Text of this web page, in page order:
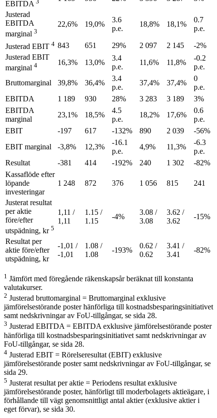
EBITDA
Justerad
EBITDA
marginal 3
22,6% 19,0%
3.6
p.e.
18,8% 18,1%
0.7
p.e.
Justerad EBIT 4 843 651 29% 2 097 2 145
-2%
Justerad EBIT
marginal 4 16,3% 13,0%
3.4
p.e.
11,6% 11,8%
-0.2
p.e.
Bruttomarginal
39,8% 36,4%
3.4
p.e.
37,4% 37,4%
0
p.e.
EBITDA
1 189 930 28% 3 283 3 189
3%
EBITDA
marginal
23,1% 18,5%
4.5
p.e.
18,2% 17,6%
0.6
p.e.
EBIT
-197 617 -132% 890 2 039
-56%
EBIT marginal
-3,8% 12,3%
-16.1
p.e.
4,9% 11,3%
-6.3
p.e.
Resultat
-381 414 -192% 240 1 302
-82%
Kassaflöde efter
löpande
investeringar
1 248 872 376 1 056 815 241
Justerat resultat
per aktie
före/efter
utspädning, kr 5
1,11 /
1,11
1.15 /
1.15
-4%
3.08 /
3.08
3.62 /
3.62
-15%
Resultat per
aktie före/efter
utspädning, kr
-1,01 /
-1,01
1.08 /
1.08
-193%
0.62 /
0.62
3.41 /
3.41
-82%
1 Jämfört med föregående räkenskapsår beräknat till konstanta
valutakurser.
2 Justerad bruttomarginal = Bruttomarginal exklusive
jämförelsestörande poster hänförliga till kostnadsbesparingsinitiativet
samt nedskrivningar av FoU-tillgångar, se sida 28.
3 Justerad EBITDA = EBITDA exklusive jämförelsestörande poster
hänförliga till kostnadsbesparingsinitiativet samt nedskrivningar av
FoU-tillgångar, se sida 28.
4 Justerad EBIT = Rörelseresultat (EBIT) exklusive
jämförelsestörande poster samt nedskrivningar av FoU-tillgångar, se
sida 29.
5 Justerat resultat per aktie = Periodens resultat exklusive
jämförelsestörande poster, hänförligt till moderbolagets aktieägare, i
förhållande till vägt genomsnittligt antal aktier (exklusive aktier i
eget förvar), se sida 30.